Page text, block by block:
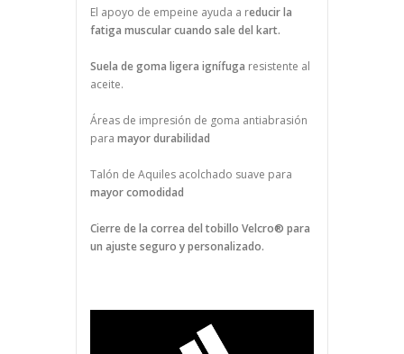
El apoyo de empeine ayuda a reducir la
fatiga muscular cuando sale del kart.
Suela de goma ligera ignífuga resistente al
aceite.
Áreas de impresión de goma antiabrasión
para mayor durabilidad
Talón de Aquiles acolchado suave para
mayor comodidad
Cierre de la correa del tobillo Velcro® para
un ajuste seguro y personalizado.